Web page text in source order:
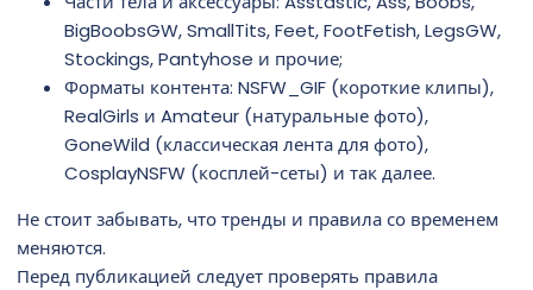
BigBoobsGW, SmallTits, Feet, FootFetish, LegsGW,
Stockings, Pantyhose и прочие;
Форматы контента: NSFW_GIF (короткие клипы),
RealGirls и Amateur (натуральные фото),
GoneWild (классическая лента для фото),
CosplayNSFW (косплей-сеты) и так далее.
Не стоит забывать, что тренды и правила со временем
меняются.
Перед публикацией следует проверять правила